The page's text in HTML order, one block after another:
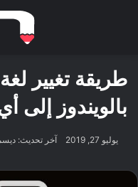
طريقة تغيير
بالويندوز إلى
يوليو 27, 2019 آخر تحديث: ديسمبر 29,